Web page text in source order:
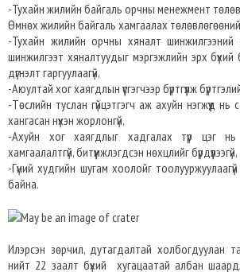
-Тухайн жилийн байгаль орчны менежмент
Өмнөх жилийн байгаль хамгаалах төлөвлөгөөний
-Тухайн жилийн орчны хяналт шинжилгээний
шинжилгээт хяналтуудыг мэргэжлийн эрх бүхий
дүгнэлт гаргуулаагүй,
-Аюултай хог хаягдлын үүсгэгчээр бүртгүүлж
-Төслийн туслан гүйцэтгэгч аж ахуйн нэгжүүд
хангасан нүхэн жорлонгүй,
-Ахуйн хог хаягдлыг хадгалах түр цэг
хамгаалалтгүй, битүүмжлэгдсэн нөхцлийг бүрдүүлээгүй,
-Гүний худгийн шугам хоолойг тоолууржуулаагүй
байна.
Илэрсэн зөрчил, дутагдалтай холбогдуулан
нийт 22 заалт бүхий хугацаатай албан